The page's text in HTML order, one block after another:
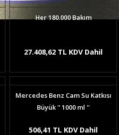
Her 180.000 Bakım
27.408,62 TL KDV Dahil
Mercedes Benz Cam Su Katkısı
Büyük '' 1000 ml ''
506,41 TL KDV Dahil